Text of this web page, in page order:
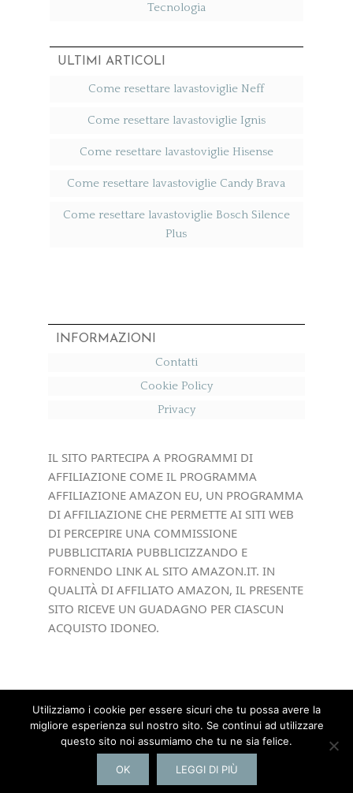
Tecnologia
ULTIMI ARTICOLI
Come resettare lavastoviglie Neff​
Come resettare lavastoviglie Ignis​
Come resettare lavastoviglie Hisense​
Come resettare lavastoviglie Candy Brava​
Come resettare lavastoviglie Bosch Silence
Plus​
INFORMAZIONI
Contatti
Cookie Policy
Privacy
IL SITO PARTECIPA A PROGRAMMI DI
AFFILIAZIONE COME IL PROGRAMMA
AFFILIAZIONE AMAZON EU, UN PROGRAMMA
DI AFFILIAZIONE CHE PERMETTE AI SITI WEB
DI PERCEPIRE UNA COMMISSIONE
PUBBLICITARIA PUBBLICIZZANDO E
FORNENDO LINK AL SITO AMAZON.IT. IN
QUALITÀ DI AFFILIATO AMAZON, IL PRESENTE
SITO RICEVE UN GUADAGNO PER CIASCUN
ACQUISTO IDONEO.
Copyright © 2026 ·Elegance Themeby
StephanieHellwig.com
Utilizziamo i cookie per essere sicuri che tu possa avere la
migliore esperienza sul nostro sito. Se continui ad utilizzare
questo sito noi assumiamo che tu ne sia felice.
OK LEGGI DI PIÙ